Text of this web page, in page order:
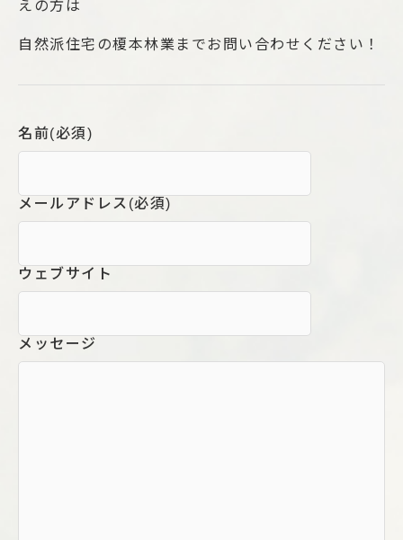
えの方は
自然派住宅の榎本林業までお問い合わせください！
名前(必須)
メールアドレス (必須)
ウェブサイト
メッセージ